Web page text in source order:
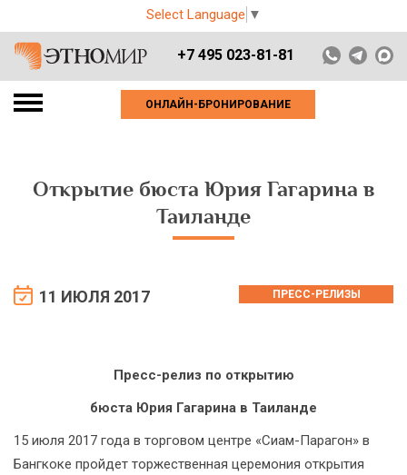
Select Language ▼
+7 495 023-81-81
ОНЛАЙН-БРОНИРОВАНИЕ
Открытие бюста Юрия Гагарина в
Таиланде
11 ИЮЛЯ 2017 ПРЕСС-РЕЛИЗЫ
Пресс-релиз по открытию
бюста Юрия Гагарина в Таиланде
15 июля 2017 года в торговом центре «Сиам-Парагон» в
Бангкоке пройдет торжественная церемония открытия